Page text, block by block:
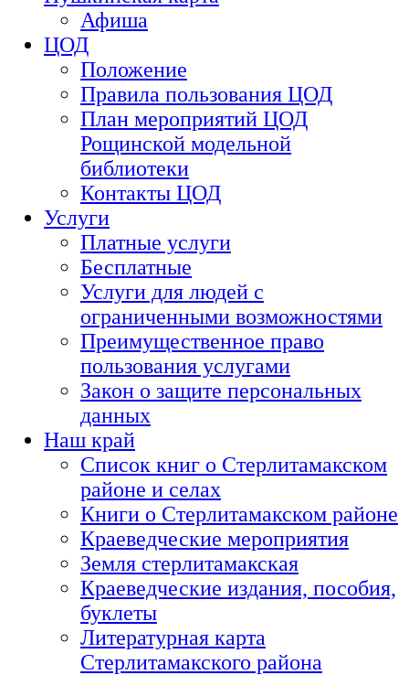
Афиша
ЦОД
Положение
Правила пользования ЦОД
План мероприятий ЦОД
Рощинской модельной
библиотеки
Контакты ЦОД
Услуги
Платные услуги
Бесплатные
Услуги для людей с
ограниченными возможностями
Преимущественное право
пользования услугами
Закон о защите персональных
данных
Наш край
Список книг о Стерлитамакском
районе и селах
Книги о Стерлитамакском районе
Краеведческие мероприятия
Земля стерлитамакская
Краеведческие издания, пособия,
буклеты
Литературная карта
Стерлитамакского района